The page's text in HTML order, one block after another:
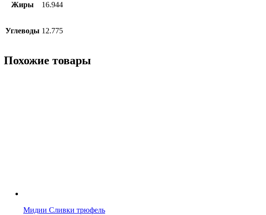
Жиры 16.944
Углеводы 12.775
Похожие товары
Мидии Сливки трюфель